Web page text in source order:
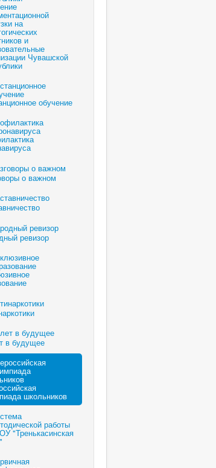
на
и
Чувашской
обучение
о важном
ревизор
в будущее
школьников